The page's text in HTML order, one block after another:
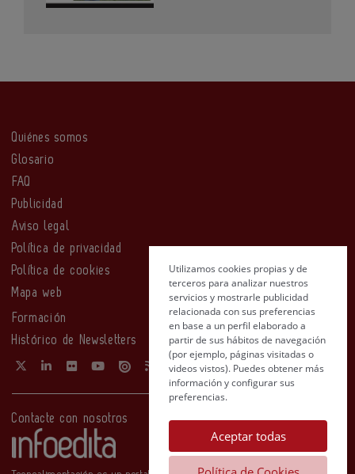
Quiénes somos
Glosario
FAQ
Publicidad
Aviso legal
Política de privacidad
Política de cookies
Mapa web
Formación
Histórico de Newsletters
Contacte con nosotros
Utilizamos cookies propias y de
terceros para analizar nuestros
servicios y mostrarle publicidad
relacionada con sus preferencias
en base a un perfil elaborado a
partir de sus hábitos de navegación
(por ejemplo, páginas visitadas o
videos vistos). Puedes obtener más
información y configurar sus
preferencias.
Aceptar todas